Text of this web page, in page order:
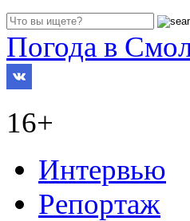
Погода в
16+
Интервью
Репортаж